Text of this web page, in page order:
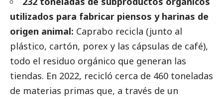
utilizados para fabricar piensos y harinas de
origen animal: Caprabo recicla (junto al
plástico, cartón, porex y las cápsulas de café),
todo el residuo orgánico que generan las
tiendas. En 2022, recicló cerca de 460 toneladas
de materias primas que, a través de un